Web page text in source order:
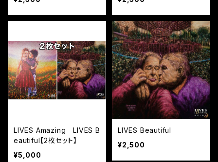
LIVES Amazing LIVES B
eautiful【2枚セット】
¥5,000
LIVES Beautiful
¥2,500